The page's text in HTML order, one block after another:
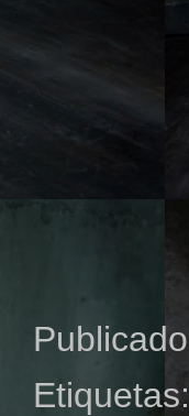
Etiquetas: